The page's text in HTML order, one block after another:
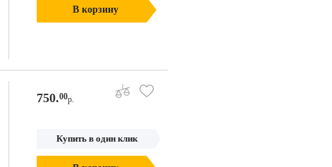
В корзину
750.00р.
Купить в один клик